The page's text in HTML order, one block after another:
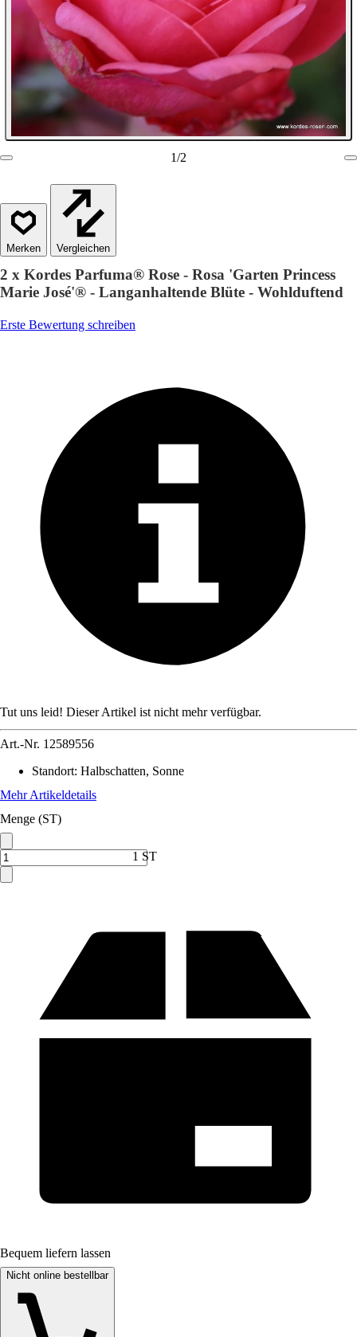
1/2
Vergleichen
2 x Kordes Parfuma® Rose - Rosa 'Garten Princess
Marie José'® - Langanhaltende Blüte - Wohlduftend
Erste Bewertung schreiben
Tut uns leid! Dieser Artikel ist nicht mehr verfügbar.
Art.-Nr. 12589556
Standort: Halbschatten, Sonne
Mehr Artikeldetails
Menge (ST)
1 ST
Bequem liefern lassen
Nicht online bestellbar